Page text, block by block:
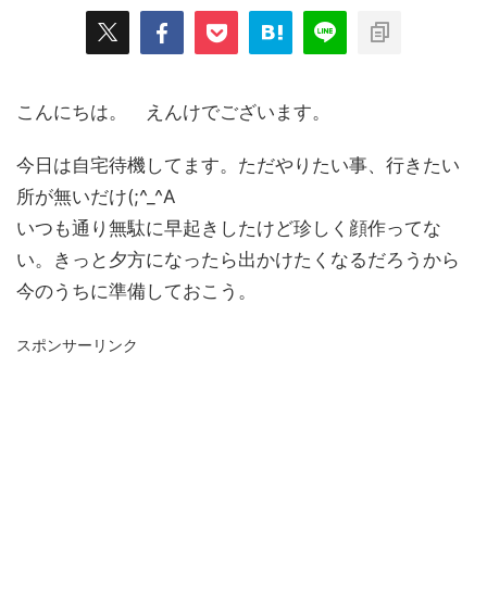
こんにちは。 えんけでございます。
今日は自宅待機してます。ただやりたい事、行きたい
所が無いだけ(;^_^A
いつも通り無駄に早起きしたけど珍しく顔作ってな
い。きっと夕方になったら出かけたくなるだろうから
今のうちに準備しておこう。
スポンサーリンク